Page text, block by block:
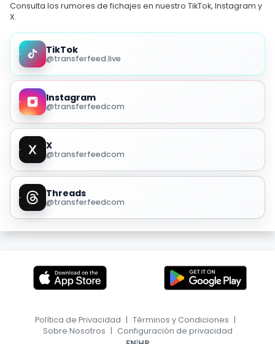
Consulta los rumores de fichajes en nuestro TikTok, Instagram y
X.
TikTok
@transferfeed.live
Instagram
@transferfeedcom
X
@transferfeedcom
Threads
@transferfeedcom
Política de Privacidad | Términos y Condiciones |
Sobre Nosotros | Configuración de privacidad